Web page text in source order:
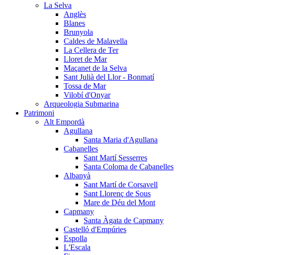
La Selva
Anglès
Blanes
Brunyola
Caldes de Malavella
La Cellera de Ter
Lloret de Mar
Maçanet de la Selva
Sant Julià del Llor - Bonmatí
Tossa de Mar
Vilobí d'Onyar
Arqueologia Submarina
Patrimoni
Alt Empordà
Agullana
Santa Maria d'Agullana
Cabanelles
Sant Martí Sesserres
Santa Coloma de Cabanelles
Albanyà
Sant Martí de Corsavell
Sant Llorenç de Sous
Mare de Déu del Mont
Capmany
Santa Àgata de Capmany
Castelló d'Empúries
Espolla
L'Escala